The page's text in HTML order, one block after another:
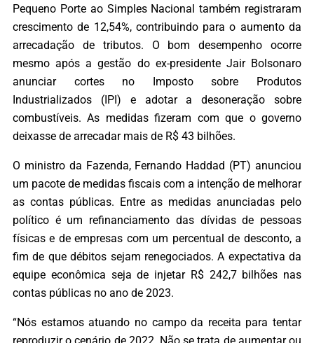
Pequeno Porte ao Simples Nacional também registraram
crescimento de 12,54%, contribuindo para o aumento da
arrecadação de tributos. O bom desempenho ocorre
mesmo após a gestão do ex-presidente Jair Bolsonaro
anunciar cortes no Imposto sobre Produtos
Industrializados (IPI) e adotar a desoneração sobre
combustíveis. As medidas fizeram com que o governo
deixasse de arrecadar mais de R$ 43 bilhões.
O ministro da Fazenda, Fernando Haddad (PT) anunciou
um pacote de medidas fiscais com a intenção de melhorar
as contas públicas. Entre as medidas anunciadas pelo
político é um refinanciamento das dívidas de pessoas
físicas e de empresas com um percentual de desconto, a
fim de que débitos sejam renegociados. A expectativa da
equipe econômica seja de injetar R$ 242,7 bilhões nas
contas públicas no ano de 2023.
“Nós estamos atuando no campo da receita para tentar